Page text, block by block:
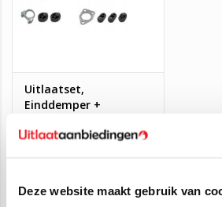
Deze website maakt gebruik van
Uitlaatset,
Einddemper +
S40/V40